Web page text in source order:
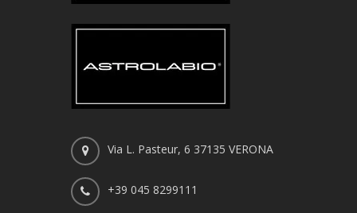
Via L. Pasteur, 6 37135 VERONA
+39 045 8299111